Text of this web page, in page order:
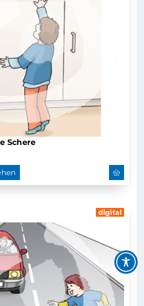
Schere
digital